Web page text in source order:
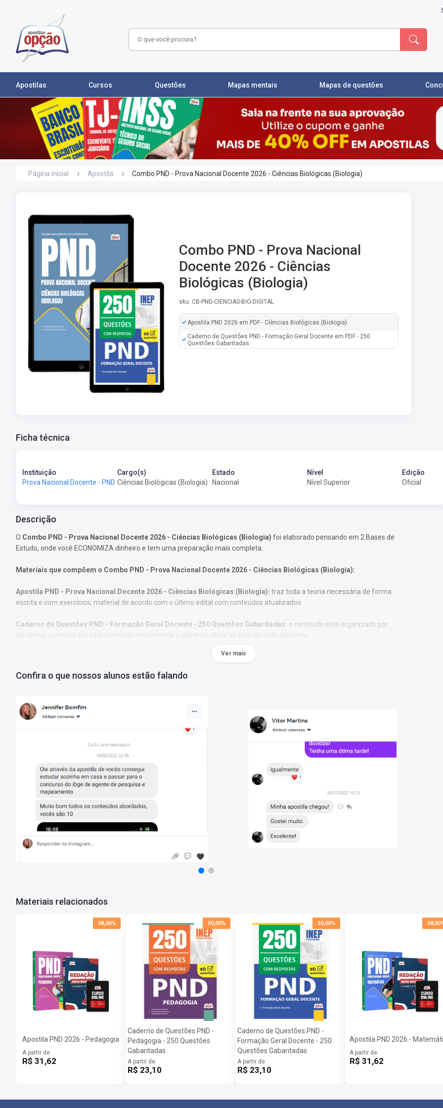
Apostilas Cursos Questões Mapas mentais Mapas de questões
Página inicial Apostila Combo PND - Prova Nacional Docente 2026 - Ciências Biológicas (Biologia)
Combo PND - Prova Nacional
Docente 2026 - Ciências
Biológicas (Biologia)
sku: CB-PND-CIENCIAS-BIO-DIGITAL
Apostila PND 2026 em PDF - Ciências Biológicas (Biologia)
Caderno de Questões PND - Formação Geral Docente em PDF - 250
Questões Gabaritadas
Ficha técnica
Instituição
Prova Nacional Docente - PND
Cargo(s)
Ciências Biológicas (Biologia)
Estado
Nacional
Nível
Nível Superior
Edição
Oficial
Descrição
O Combo PND - Prova Nacional Docente 2026 - Ciências Biológicas (Biologia) foi elaborado pensando em 2 Bases de
Estudo, onde você ECONOMIZA dinheiro e tem uma preparação mais completa.
Materiais que compõem o Combo PND - Prova Nacional Docente 2026 - Ciências Biológicas (Biologia):
Apostila PND - Prova Nacional Docente 2026 - Ciências Biológicas (Biologia): traz toda a teoria necessária de forma
escrita e com exercícios; material de acordo com o último edital com conteúdos atualizados.
Caderno de Questões PND - Formação Geral Docente - 250 Questões Gabaritadas: o conteúdo está organizado por
disciplina, questões focadas no edital mais recente e gabarito oficial ao final de cada disciplina.
acesso a aulas de Língua Portuguesa e Informática, reforçando as disciplinas básicas mais
- Materiais organizados por professores especializados em concursos públicos;
- Apostila elaborada com foco no último edital.
Informações Sobre o Concurso PND - Prova Nacional Docente 2026:
Inscrições: De 22/06/2026 a 03/07/2026
Taxa de Inscrição: R$ 85,00
Prova: 20/09/2026
Ver mais
Confira o que nossos alunos estão falando
Materiais relacionados
38,00%
Apostila PND 2026 - Pedagogia
A partir de
R$ 31,62
30,00%
Caderno de Questões PND -
Pedagogia - 250 Questões
Gabaritadas
A partir de
R$ 23,10
30,00%
Caderno de Questões PND -
Formação Geral Docente - 250
Questões Gabaritadas
A partir de
R$ 23,10
Apostila PND 2026 -
A partir de
R$ 31,62